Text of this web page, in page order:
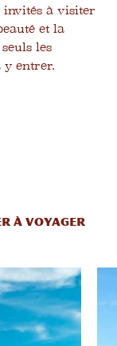
invités à visiter
et la
les
y entrer.
À VOYAGER